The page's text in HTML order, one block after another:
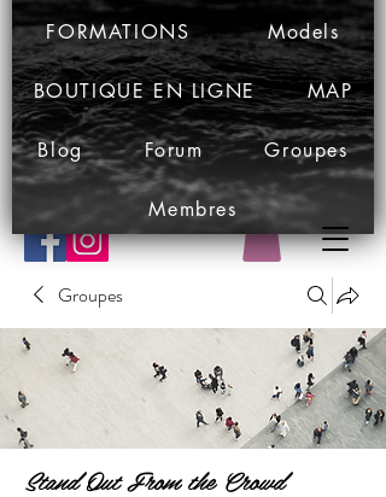
FORMATIONS Models
BOUTIQUE EN LIGNE MAP
Blog Forum Groupes
Membres
Groupes
Stand Out From the Crowd